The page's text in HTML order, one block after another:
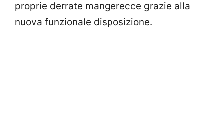
proprie derrate mangerecce grazie alla
nuova funzionale disposizione.